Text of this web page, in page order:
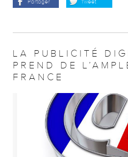
LA PUBLICITÉ
PREND DE
FRANCE